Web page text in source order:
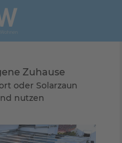
Zuhause
oder Solarzaun
nutzen